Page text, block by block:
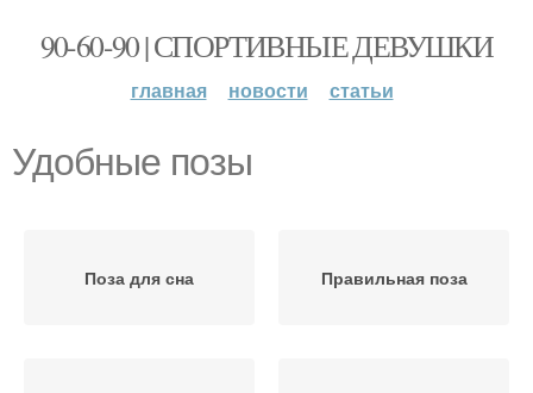
90-60-90 | СПОРТИВНЫЕ ДЕВУШКИ
главная новости статьи
Удобные позы
Поза для сна Правильная поза